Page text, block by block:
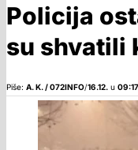
Policija
su shvatili
Piše: A. K. / 072INFO/16.12. u 09:17